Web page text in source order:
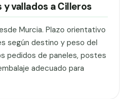
y vallados a Cilleros
Murcia. Plazo orientativo
según destino y peso del
pedidos de paneles, postes
adecuado para